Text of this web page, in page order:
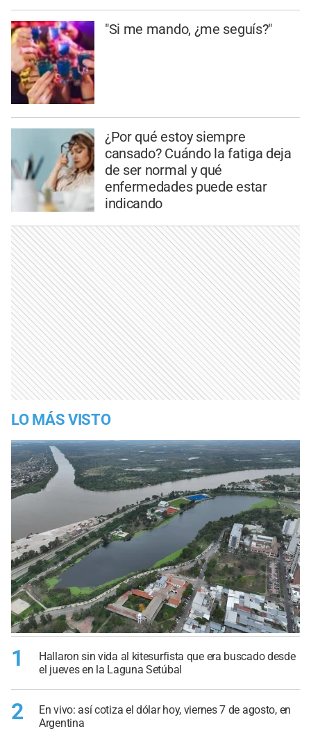
"Si me mando, ¿me seguís?"
¿Por qué estoy siempre
cansado? Cuándo la fatiga deja
de ser normal y qué
enfermedades puede estar
indicando
LO MÁS VISTO
1
Hallaron sin vida al kitesurfista que era buscado desde
el jueves en la Laguna Setúbal
2
En vivo: así cotiza el dólar hoy, viernes 7 de agosto, en
Argentina